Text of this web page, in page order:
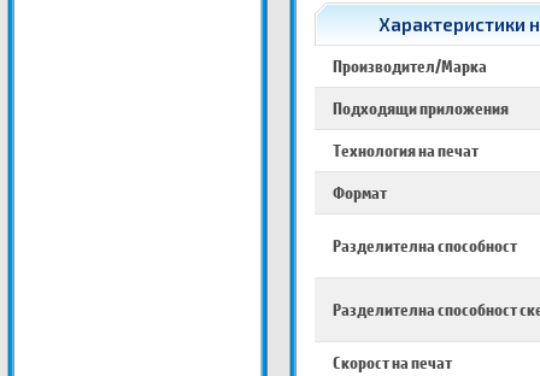
Характеристики
Производител/Марка
Подходящи приложения
Технология на печат
Формат
Разделителна способност
Разделителна способност
Скорост на печат